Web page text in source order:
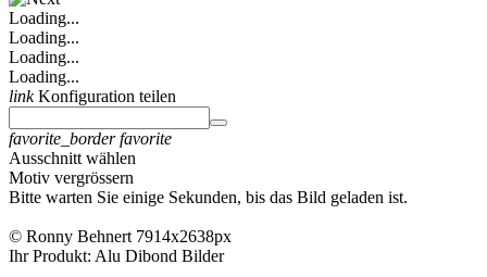
Loading...
Loading...
Loading...
Loading...
linkKonfiguration teilen
favorite_border favorite
Ausschnitt wählen
Motiv vergrössern
Bitte warten Sie einige Sekunden, bis das Bild geladen ist.
© Ronny Behnert 7914x2638px
Ihr Produkt: Alu Dibond Bilder